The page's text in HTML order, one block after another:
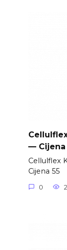
— Cijena
Cellulflex
Cijena 55
0